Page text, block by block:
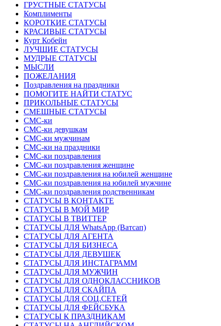
ГРУСТНЫЕ СТАТУСЫ
Комплименты
КОРОТКИЕ СТАТУСЫ
КРАСИВЫЕ СТАТУСЫ
Курт Кобейн
ЛУЧШИЕ СТАТУСЫ
МУДРЫЕ СТАТУСЫ
МЫСЛИ
ПОЖЕЛАНИЯ
Поздравления на праздники
ПОМОГИТЕ НАЙТИ СТАТУС
ПРИКОЛЬНЫЕ СТАТУСЫ
СМЕШНЫЕ СТАТУСЫ
СМС-ки
СМС-ки девушкам
СМС-ки мужчинам
СМС-ки на праздники
СМС-ки поздравления
СМС-ки поздравления женщине
СМС-ки поздравления на юбилей женщине
СМС-ки поздравления на юбилей мужчине
СМС-ки поздравления родственникам
СТАТУСЫ В КОНТАКТЕ
СТАТУСЫ В МОЙ МИР
СТАТУСЫ В ТВИТТЕР
СТАТУСЫ ДЛЯ WhatsApp (Ватсап)
СТАТУСЫ ДЛЯ АГЕНТА
СТАТУСЫ ДЛЯ БИЗНЕСА
СТАТУСЫ ДЛЯ ДЕВУШЕК
СТАТУСЫ ДЛЯ ИНСТАГРАММ
СТАТУСЫ ДЛЯ МУЖЧИН
СТАТУСЫ ДЛЯ ОДНОКЛАССНИКОВ
СТАТУСЫ ДЛЯ СКАЙПА
СТАТУСЫ ДЛЯ СОЦ.СЕТЕЙ
СТАТУСЫ ДЛЯ ФЕЙСБУКА
СТАТУСЫ К ПРАЗДНИКАМ